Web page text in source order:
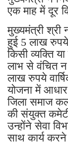
एक माह में दूर
मुख्यमंत्री श्री
हुई 5 लाख
किसी व्यक्ति
लाभ से वंचित
लाख रुपये
योजना में
जिला समाज
की संयुक्त
उन्होंने सेवा
साथ कार्य करने